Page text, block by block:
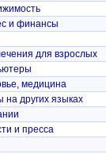
и финансы
для взрослых
медицина
на других языках
и пресса